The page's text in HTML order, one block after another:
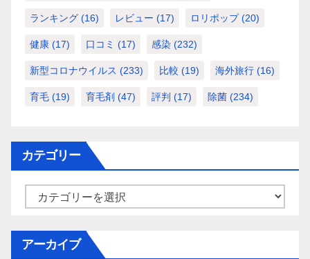
ランキング (16) レビュー (17) ロリポップ(20)
健康 (17) 口コミ (17) 感染 (232)
新型コロナウイルス (233) 比較 (19) 海外旅行 (16)
育毛 (19) 育毛剤 (47) 評判 (17) 除菌 (234)
カテゴリー
アーカイブ